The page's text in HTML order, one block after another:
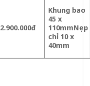
2.900.000đ
Khung bao
45 x
110mmNẹp
chỉ 10 x
40mm